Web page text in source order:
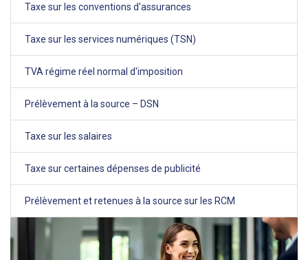
Taxe sur les conventions d'assurances
Taxe sur les services numériques (TSN)
TVA régime réel normal d'imposition
Prélèvement à la source – DSN
Taxe sur les salaires
Taxe sur certaines dépenses de publicité
Prélèvement et retenues à la source sur les RCM